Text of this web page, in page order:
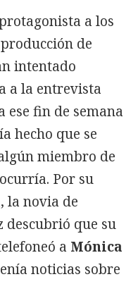
a los
de
intentado
a la entrevista
fin de semana
hecho que se
miembro de
Por su
, la novia de
descubrió que su
a Mónica
noticias sobre